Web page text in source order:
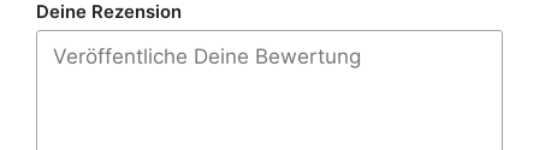
Deine Rezension